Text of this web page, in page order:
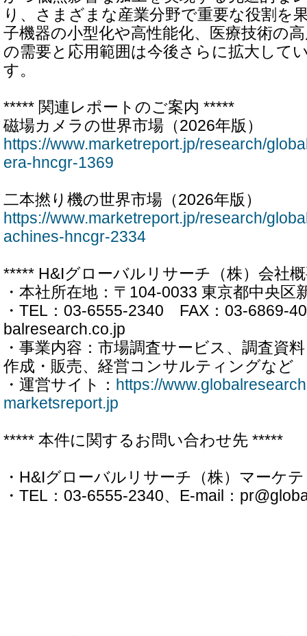
り、さまざまな産業分野で重要な役割を
子機器の小型化や高性能化、医療技術の
の需要と応用範囲は今後さらに拡大して
す。
***** 関連レポートのご案内 *****
磁場カメラの世界市場（2026年版）
https://www.marketreport.jp/research/
era-hncgr-1369
二本撚り機の世界市場（2026年版）
https://www.marketreport.jp/research/
achines-hncgr-2334
***** H&Iグローバルリサーチ（株）会社
・本社所在地：〒104-0033 東京都中央区
・TEL：03-6555-2340 FAX：03-6869-
balresearch.co.jp
・事業内容：市場調査サービス、調査資
作成・販売、経営コンサルティングなど
・運営サイト： https://
marketsreport.jp
***** 本件に関するお問い合わせ先 *****
・H&Iグローバルリサーチ（株）マーケ
・TEL：03-6555-2340、E-mail：